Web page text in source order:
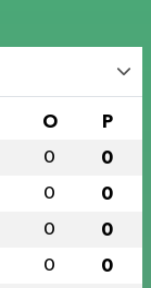
O P
0 0
0 0
0 0
0 0